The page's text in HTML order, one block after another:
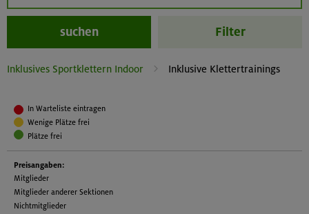
suchen Filter
Inklusives Sportklettern Indoor Inklusive Klettertrainings
In Warteliste eintragen
Wenige Plätze frei
Plätze frei
Preisangaben:
Mitglieder
Mitglieder anderer Sektionen
Nichtmitglieder